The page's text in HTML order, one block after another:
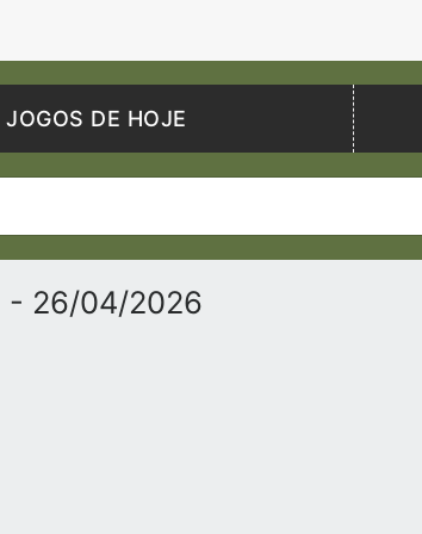
JOGOS DE HOJE
- 26/04/2026